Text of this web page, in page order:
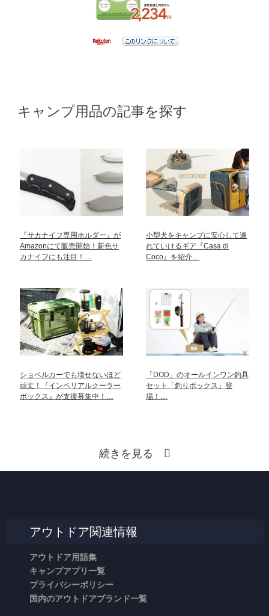
キャンプ用品の記事を探す
『サカナイフ専用ホルダー』が
Amazonにて販売開始！新色サ
カナイフにも注目！…
小型犬をキャンプに安心して連
れていけるギア『Casa di
Coco』を紹介…
ショベルカーでも壊せないほど
頑丈！『インペリアルクーラー
ボックス』が支援募集中！…
「DOD」のオールインワン釣具
セット「釣りボックス」登
場！…
続きを見る
アウトドア関連情報
アウトドア用語集
キャンプアプリ一覧
プライバシーポリシー
国内のアウトドアブランド一覧